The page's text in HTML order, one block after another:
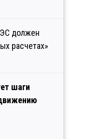
должен
расчетах»
шаги